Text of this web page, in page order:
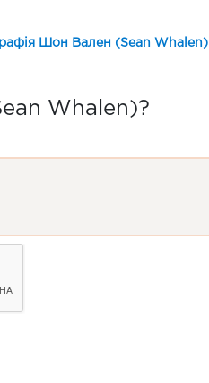
Шон Вален (Sean Whalen)
Whalen)?